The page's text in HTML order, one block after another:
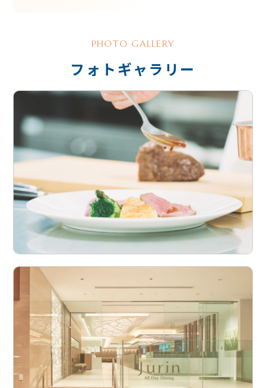
京王プラザホテルの歩み
料飲宴会部宴会サービス
宿泊部ロビーサービス
料飲宴会部 中国料理〈南園〉
料飲宴会部〈カクテル&ティーラウンジ〉
総務部総務
宿泊部宿泊セールス
営業戦略室企画広報
新卒採用
アルバイト採用
PHOTO GALLERY
フォトギャラリー